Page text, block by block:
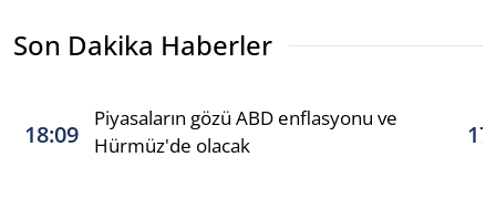
Son Dakika Haberler
18:09
Piyasaların gözü ABD enflasyonu ve
Hürmüz'de olacak